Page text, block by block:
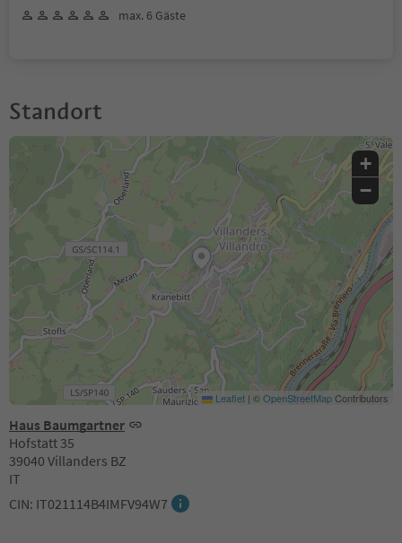
max. 6 Gäste
Standort
Haus Baumgartner
Hofstatt 35
39040 Villanders BZ
IT
CIN: IT021114B4IMFV94W7
+
−
Leaflet | ©OpenStreetMapContributors